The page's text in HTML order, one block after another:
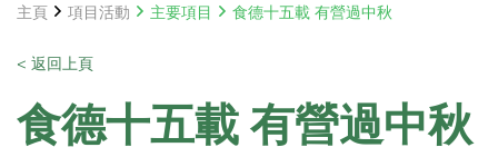
主頁 項目活動 主要項目 食德十五載 有營過中秋
< 返回上頁
食德十五載 有營過中秋